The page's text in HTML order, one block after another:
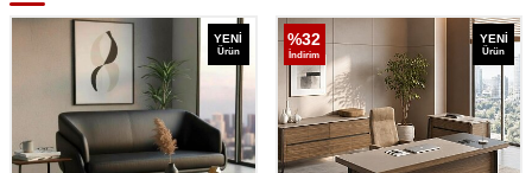
YENI
Ürün
%32
İndirim
YENI
Ürün